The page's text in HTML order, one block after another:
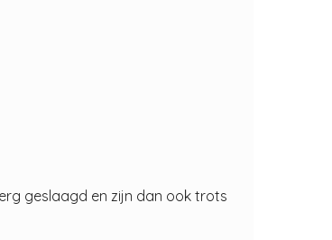
geslaagd en zijn dan ook trots